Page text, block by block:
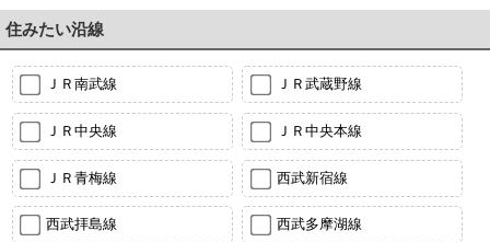
住みたい沿線
ＪＲ南武線 ＪＲ武蔵野線
ＪＲ中央線 ＪＲ中央本線
ＪＲ青梅線 西武新宿線
西武拝島線 西武多摩湖線